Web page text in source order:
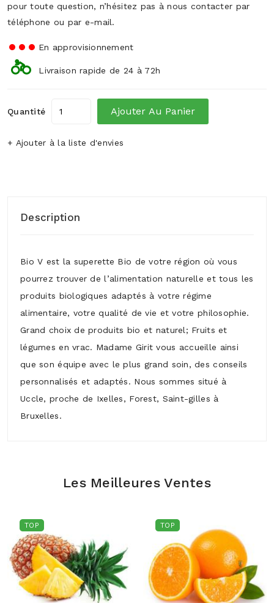
pour toute question, n’hésitez pas à nous contacter par
téléphone ou par e-mail.
En approvisionnement
Livraison rapide de 24 à 72h
Quantité Ajouter Au Panier
+ Ajouter à la liste d'envies
Description
Bio V est la superette Bio de votre région où vous
pourrez trouver de l’alimentation naturelle et tous les
produits biologiques adaptés à votre régime
alimentaire, votre qualité de vie et votre philosophie.
Grand choix de produits bio et naturel; Fruits et
légumes en vrac. Madame Girit vous accueille ainsi
que son équipe avec le plus grand soin, des conseils
personnalisés et adaptés. Nous sommes situé à
Uccle, proche de Ixelles, Forest, Saint-gilles à
Bruxelles.
Les Meilleures Ventes
TOP TOP